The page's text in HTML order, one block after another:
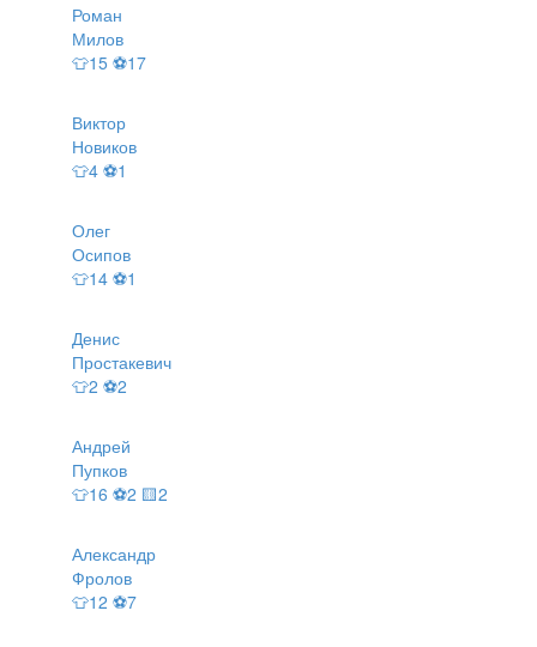
Роман
Милов
👕15 ⚽17
Виктор
Новиков
👕4 ⚽1
Олег
Осипов
👕14 ⚽1
Денис
Простакевич
👕2 ⚽2
Андрей
Пупков
👕16 ⚽2 🟨2
Александр
Фролов
👕12 ⚽7